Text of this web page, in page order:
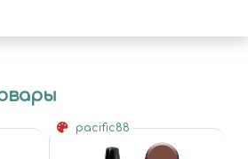
pacific88